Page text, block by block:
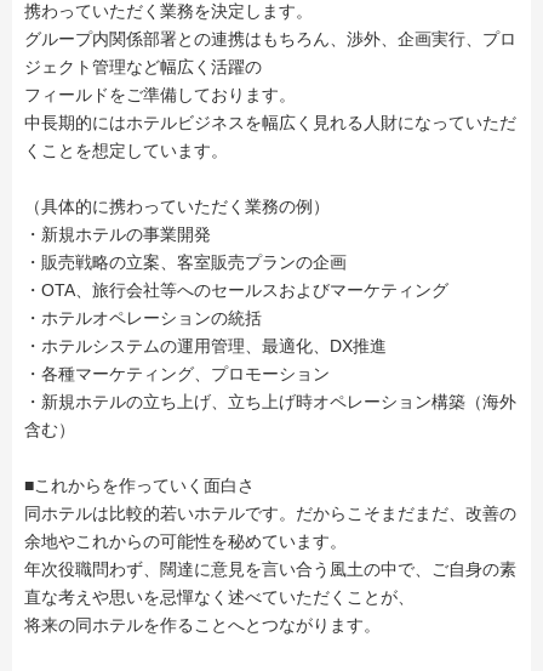
携わっていただく業務を決定します。
グループ内関係部署との連携はもちろん、渉外、企画実行、プロ
ジェクト管理など幅広く活躍の
フィールドをご準備しております。
中長期的にはホテルビジネスを幅広く見れる人財になっていただ
くことを想定しています。
（具体的に携わっていただく業務の例）
・新規ホテルの事業開発
・販売戦略の立案、客室販売プランの企画
・OTA、旅行会社等へのセールスおよびマーケティング
・ホテルオペレーションの統括
・ホテルシステムの運用管理、最適化、DX推進
・各種マーケティング、プロモーション
・新規ホテルの立ち上げ、立ち上げ時オペレーション構築（海外
含む）
■これからを作っていく面白さ
同ホテルは比較的若いホテルです。だからこそまだまだ、改善の
余地やこれからの可能性を秘めています。
年次役職問わず、闊達に意見を言い合う風土の中で、ご自身の素
直な考えや思いを忌憚なく述べていただくことが、
将来の同ホテルを作ることへとつながります。